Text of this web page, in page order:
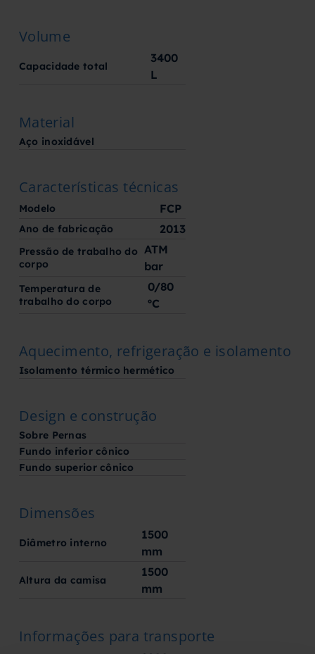
Volume
Capacidade total
3400
L
Material
Aço inoxidável
Características técnicas
Modelo FCP
Ano de fabricação 2013
Pressão de trabalho do
corpo
ATM
bar
Temperatura de
trabalho do corpo
0/80
ºC
Aquecimento, refrigeração e isolamento
Isolamento térmico hermético
Design e construção
Sobre Pernas
Fundo inferior cônico
Fundo superior cônico
Dimensões
Diâmetro interno
1500
mm
Altura da camisa
1500
mm
Informações para transporte